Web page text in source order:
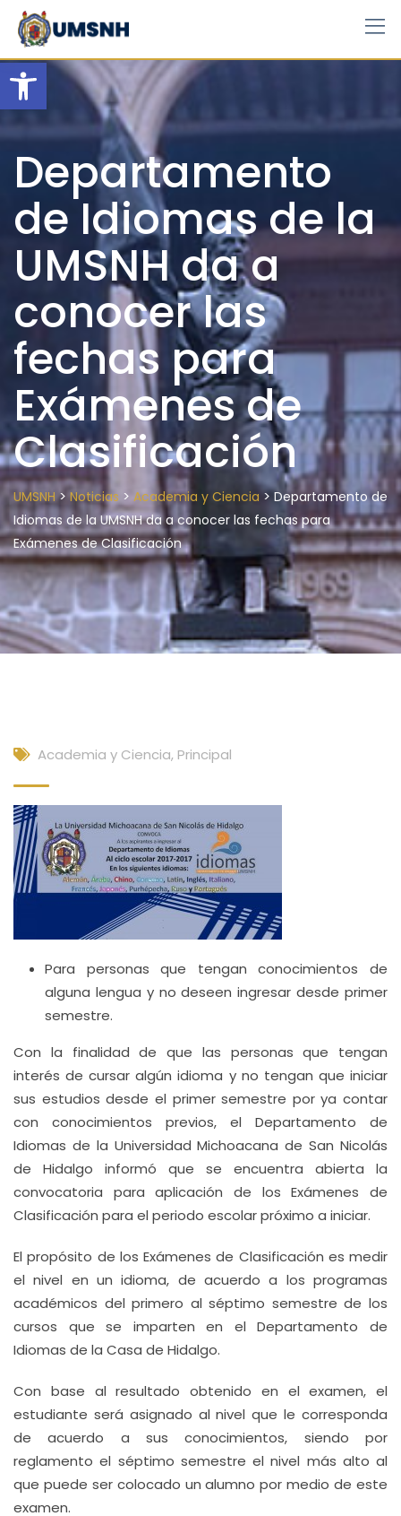
Open toolbar
Skip
content
Departamento
de Idiomas de la
UMSNH da a
conocer las
fechas para
Exámenes de
Clasificación
UMSNH> Noticias > Academia y Ciencia >Departamento de
Idiomas de la UMSNH da a conocer las fechas para
Exámenes de Clasificación
Academia y Ciencia, Principal
Para personas que tengan conocimientos de
alguna lengua y no deseen ingresar desde primer
semestre.
Con la finalidad de que las personas que tengan
interés de cursar algún idioma y no tengan que iniciar
sus estudios desde el primer semestre por ya contar
con conocimientos previos, el Departamento de
Idiomas de la Universidad Michoacana de San Nicolás
de Hidalgo informó que se encuentra abierta la
convocatoria para aplicación de los Exámenes de
Clasificación para el periodo escolar próximo a iniciar.
El propósito de los Exámenes de Clasificación es medir
el nivel en un idioma, de acuerdo a los programas
académicos del primero al séptimo semestre de los
cursos que se imparten en el Departamento de
Idiomas de la Casa de Hidalgo.
Con base al resultado obtenido en el examen, el
estudiante será asignado al nivel que le corresponda
de acuerdo a sus conocimientos, siendo por
reglamento el séptimo semestre el nivel más alto al
que puede ser colocado un alumno por medio de este
examen.